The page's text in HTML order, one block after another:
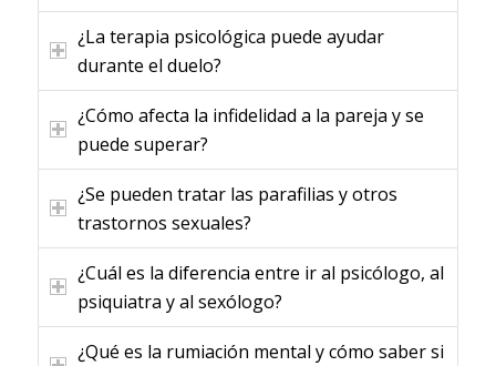
¿La terapia psicológica puede ayudar
durante el duelo?
¿Cómo afecta la infidelidad a la pareja y se
puede superar?
¿Se pueden tratar las parafilias y otros
trastornos sexuales?
¿Cuál es la diferencia entre ir al psicólogo, al
psiquiatra y al sexólogo?
¿Qué es la rumiación mental y cómo saber si